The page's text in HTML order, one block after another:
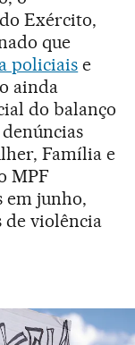
Exército,
que
policiais e
ainda
do balanço
Família e
MPF
em junho,
de violência